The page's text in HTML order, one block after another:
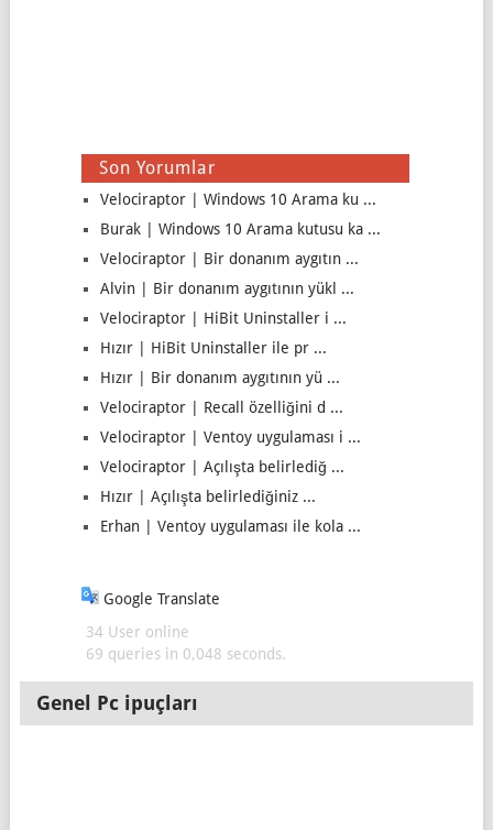
Son Yorumlar
Velociraptor | Windows 10 Arama ku ...
Burak | Windows 10 Arama kutusu ka ...
Velociraptor | Bir donanım aygıtın ...
Alvin | Bir donanım aygıtının yükl ...
Velociraptor | HiBit Uninstaller i ...
Hızır | HiBit Uninstaller ile pr ...
Hızır | Bir donanım aygıtının yü ...
Velociraptor | Recall özelliğini d ...
Velociraptor | Ventoy uygulaması i ...
Velociraptor | Açılışta belirlediğ ...
Hızır | Açılışta belirlediğiniz ...
Erhan | Ventoy uygulaması ile kola ...
Google Translate
34 User online
69 queries in 0,048 seconds.
Genel Pc ipuçları